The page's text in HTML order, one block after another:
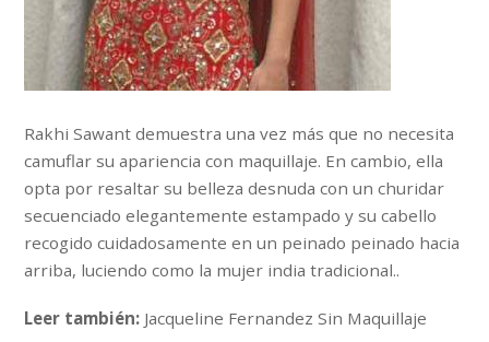
Rakhi Sawant demuestra una vez más que no necesita
camuflar su apariencia con maquillaje. En cambio, ella
opta por resaltar su belleza desnuda con un churidar
secuenciado elegantemente estampado y su cabello
recogido cuidadosamente en un peinado peinado hacia
arriba, luciendo como la mujer india tradicional..
Leer también: Jacqueline Fernandez Sin Maquillaje